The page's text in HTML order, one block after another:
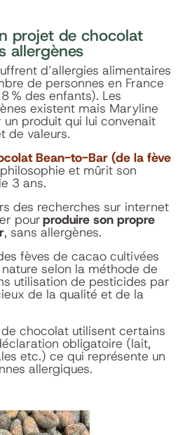
projet de chocolat
allergènes
d’allergies alimentaires
de personnes en France
% des enfants). Les
existent mais Maryline
produit qui lui convenait
de valeurs.
Bean-to-Bar (de la fève
et mûrit son
3 ans.
des recherches sur internet
pourproduire son propre
, sans allergènes.
fèves de cacao cultivées
selon la méthode de
utilisation de pesticides par
de la qualité et de la
chocolat utilisent certains
obligatoire (lait,
etc.) ce qui représente un
allergiques.